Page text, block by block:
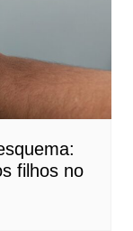
filhos no